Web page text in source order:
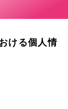
ける個人情